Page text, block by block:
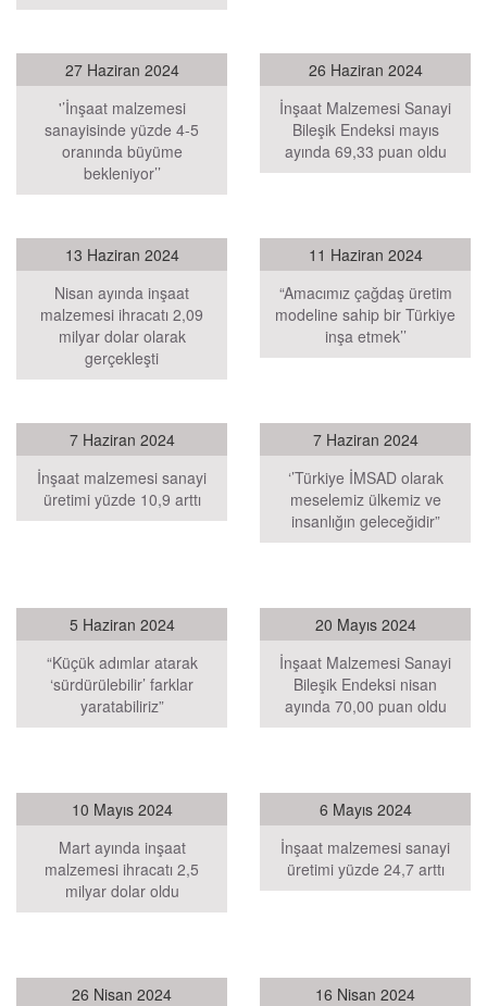
27 Haziran 2024
'’İnşaat malzemesi
sanayisinde yüzde 4-5
oranında büyüme
bekleniyor’’
26 Haziran 2024
İnşaat Malzemesi Sanayi
Bileşik Endeksi mayıs
ayında 69,33 puan oldu
13 Haziran 2024
Nisan ayında inşaat
malzemesi ihracatı 2,09
milyar dolar olarak
gerçekleşti
11 Haziran 2024
“Amacımız çağdaş üretim
modeline sahip bir Türkiye
inşa etmek’’
7 Haziran 2024
İnşaat malzemesi sanayi
üretimi yüzde 10,9 arttı
7 Haziran 2024
‘’Türkiye İMSAD olarak
meselemiz ülkemiz ve
insanlığın geleceğidir”
5 Haziran 2024
“Küçük adımlar atarak
‘sürdürülebilir’ farklar
yaratabiliriz”
20 Mayıs 2024
İnşaat Malzemesi Sanayi
Bileşik Endeksi nisan
ayında 70,00 puan oldu
10 Mayıs 2024
Mart ayında inşaat
malzemesi ihracatı 2,5
milyar dolar oldu
6 Mayıs 2024
İnşaat malzemesi sanayi
üretimi yüzde 24,7 arttı
26 Nisan 2024
16 Nisan 2024